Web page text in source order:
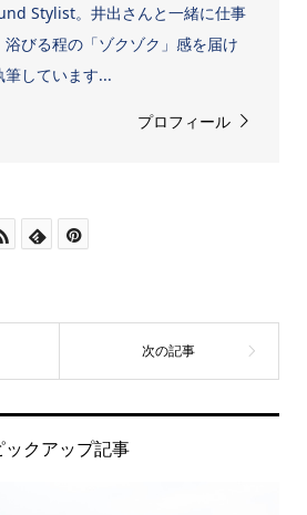
Stylist。井出さんと一緒に仕事
びる程の「ゾクゾク」感を届け
しています...
プロフィール
ックアップ記事